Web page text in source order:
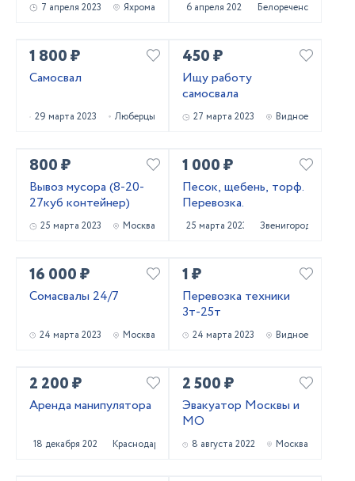
7 апреля 2023 Яхрома 6 апреля 2023 Белореченск
1 800 ₽
Самосвал
29 марта 2023 Люберцы
450 ₽
Ищу работу
самосвала
27 марта 2023 Видное
800 ₽
Вывоз мусора (8-20-
27куб контейнер)
25 марта 2023 Москва
1 000 ₽
Песок, щебень, торф.
Перевозка.
25 марта 2023 Звенигород
16 000 ₽
Сомасвалы 24/7
24 марта 2023 Москва
1 ₽
Перевозка техники
3т-25т
24 марта 2023 Видное
2 200 ₽
Аренда манипулятора
18 декабря 2022 Краснодар
2 500 ₽
Эвакуатор Москвы и
МО
8 августа 2022 Москва